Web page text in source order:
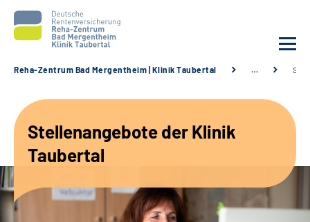
Unsere Angebote
Karriere
Reha-Zentrum Bad Mergentheim | Klinik Taubertal …
Stellenangebote der Klinik
Taubertal